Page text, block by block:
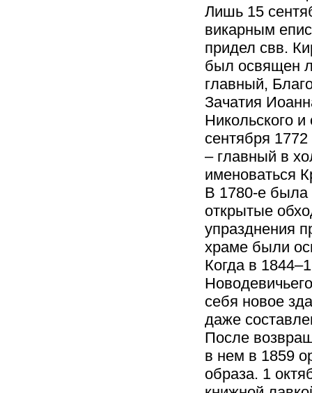
Лишь 15
викарным
придел свв.
был освящен
главный,
Зачатия
Никольского
сентября
– главный в
именоваться
В 1780-е была
открытые
упразднения
храме были
Когда в
себя новое
даже
После
в нем в 1859
образа. 1